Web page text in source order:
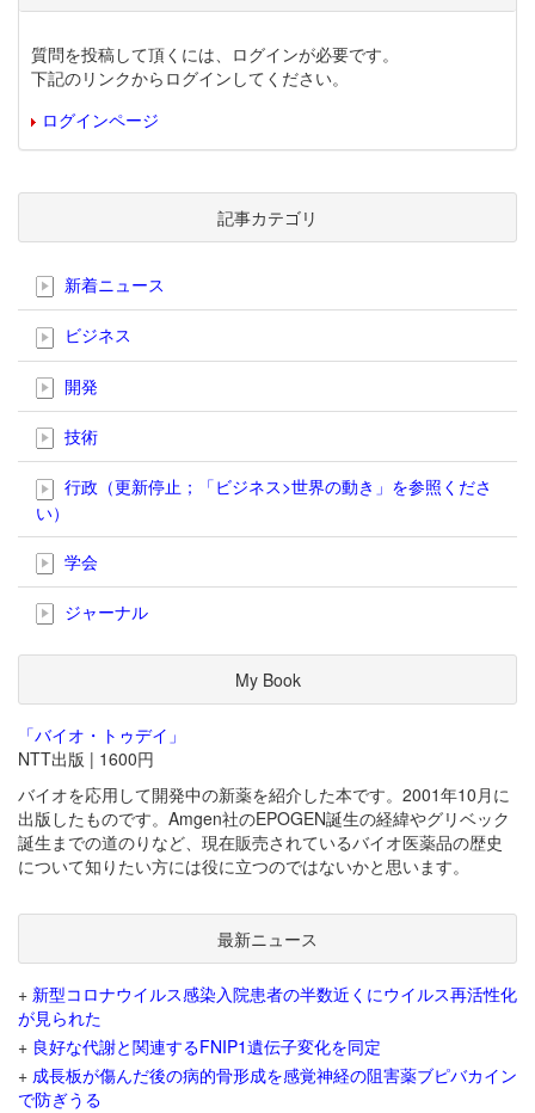
質問を投稿して頂くには、ログインが必要です。
下記のリンクからログインしてください。
ログインページ
記事カテゴリ
新着ニュース
ビジネス
開発
技術
行政（更新停止；「ビジネス>世界の動き」を参照くださ
い）
学会
ジャーナル
My Book
「バイオ・トゥデイ」
NTT出版 | 1600円
バイオを応用して開発中の新薬を紹介した本です。2001年10月に
出版したものです。Amgen社のEPOGEN誕生の経緯やグリベック
誕生までの道のりなど、現在販売されているバイオ医薬品の歴史
について知りたい方には役に立つのではないかと思います。
最新ニュース
+ 新型コロナウイルス感染入院患者の半数近くにウイルス再活性化
が見られた
+ 良好な代謝と関連するFNIP1遺伝子変化を同定
+ 成長板が傷んだ後の病的骨形成を感覚神経の阻害薬ブピバカイン
で防ぎうる